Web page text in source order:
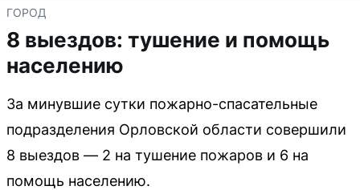
ГОРОД
8 выездов: тушение и помощь
населению
За минувшие сутки пожарно-спасательные
подразделения Орловской области совершили
8 выездов — 2 на тушение пожаров и 6 на
помощь населению.